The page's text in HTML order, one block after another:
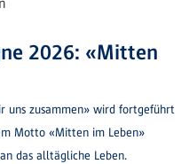
2026: «Mitten
uns zusammen» wird fortgeführt
Motto «Mitten im Leben»
das alltägliche Leben.